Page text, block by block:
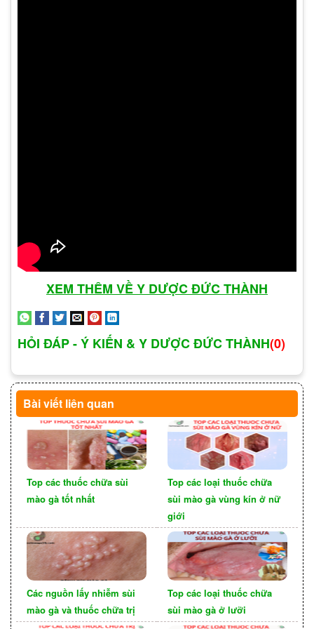
papilloma là tác nhân gây ra căn bệnh sùi mào
gà. Có 3 con đường chủ yếu giúp virus lây lan
nhanh gồm có:
Quan hệ tình dục không an toàn
Quan hệ tình dục không thực hiện biện pháp an
toàn (không đeo bao cao su, quan hệ bừa bãi với
nhiều đối tượng): đây là con đường lây bệnh phổ
biến nhất và có khoảng 90% bệnh nhân được xác
định lây nhiễm do quan hệ tình dục không đúng
cách. Ngoài ra, căn bệnh này có thể lây lan trong
trường hợp quan hệ tình dục bằng miệng , hậu
môn hoặc nước bọt, dịch nhầy của đối tác.
XEM THÊM VỀ Y DƯỢC ĐỨC THÀNH
HỎI ĐÁP - Ý KIẾN & Y DƯỢC ĐỨC THÀNH(0)
Bài viết liên quan
Top các thuốc chữa sùi
mào gà tốt nhất
Top các loại thuốc chữa
sùi mào gà vùng kín ở nữ
giới
Các nguồn lấy nhiễm sùi
mào gà và thuốc chữa trị
Top các loại thuốc chữa
sùi mào gà ở lưỡi